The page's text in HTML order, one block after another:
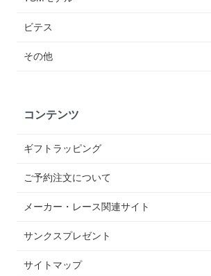
ビテス
その他
コンテンツ
ギフトラッピング
ご予約注文について
メーカー・レース関連サイト
サンクスプレゼント
サイトマップ